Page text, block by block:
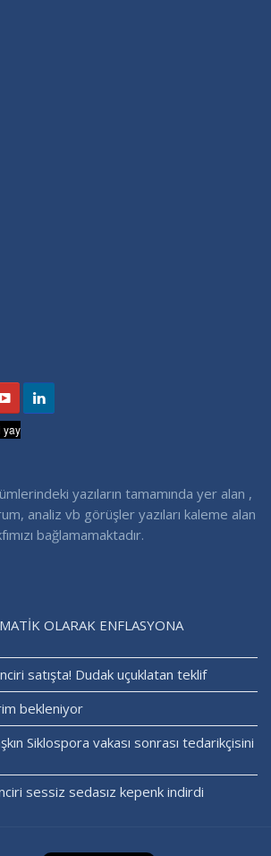
yazıların tamamında yer alan ,
analiz vb görüşler yazıları kaleme alan
bağlamamaktadır.
OLARAK ENFLASYONA
satışta! Dudak uçuklatan teklif
bekleniyor
Siklospora vakası sonrası tedarikçisini
sessiz sedasız kepenk indirdi